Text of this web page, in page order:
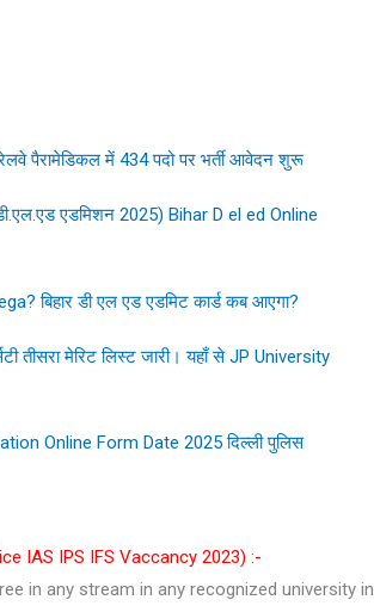
पैरामेडिकल में 434 पदो पर भर्ती आवेदन शुरू
एडमिशन 2025) Bihar D el ed Online
बिहार डी एल एड एडमिट कार्ड कब आएगा?
तीसरा मेरिट लिस्ट जारी। यहाँ से JP University
Online Form Date 2025 दिल्ली पुलिस
IAS IPS IFS Vaccancy 2023) :-
in any stream in any recognized university in